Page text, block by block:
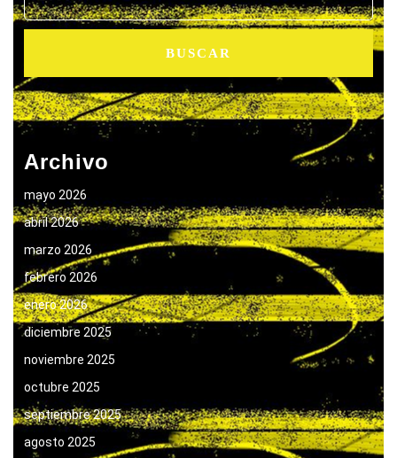
Archivo
mayo 2026
abril 2026
marzo 2026
febrero 2026
enero 2026
diciembre 2025
noviembre 2025
octubre 2025
septiembre 2025
agosto 2025